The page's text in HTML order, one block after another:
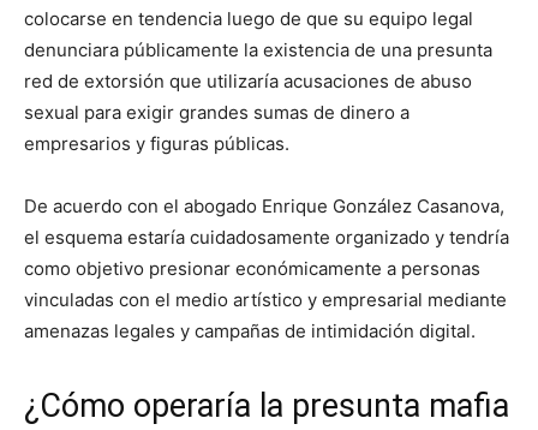
colocarse en tendencia luego de que su equipo legal
denunciara públicamente la existencia de una presunta
red de extorsión que utilizaría acusaciones de abuso
sexual para exigir grandes sumas de dinero a
empresarios y figuras públicas.
De acuerdo con el abogado Enrique González Casanova,
el esquema estaría cuidadosamente organizado y tendría
como objetivo presionar económicamente a personas
vinculadas con el medio artístico y empresarial mediante
amenazas legales y campañas de intimidación digital.
¿Cómo operaría la presunta mafia